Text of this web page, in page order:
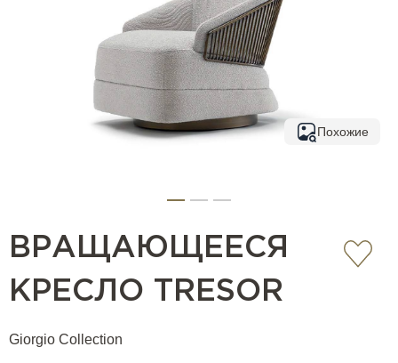
Похожие
ВРАЩАЮЩЕЕСЯ
КРЕСЛО TRESOR
Giorgio Collection